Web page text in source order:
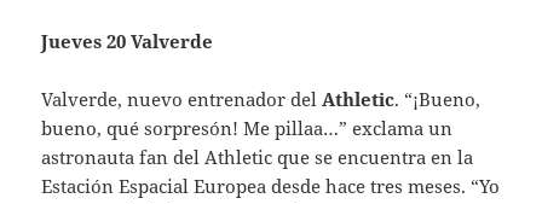
Jueves 20 Valverde
Valverde, nuevo entrenador del Athletic. “¡Bueno,
bueno, qué sorpresón! Me pillaa…” exclama un
astronauta fan del Athletic que se encuentra en la
Estación Espacial Europea desde hace tres meses. “Yo